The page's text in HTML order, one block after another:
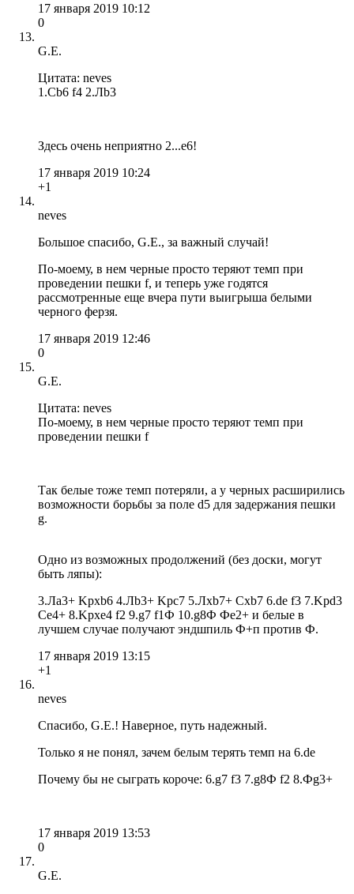
17 января 2019 10:12
0
G.E.
Цитата: neves
1.Сb6 f4 2.Лb3
Здесь очень неприятно 2...е6!
17 января 2019 10:24
+1
neves
Большое спасибо, G.E., за важный случай!
По-моему, в нем черные просто теряют темп при
проведении пешки f, и теперь уже годятся
рассмотренные еще вчера пути выигрыша белыми
черного ферзя.
17 января 2019 12:46
0
G.E.
Цитата: neves
По-моему, в нем черные просто теряют темп при
проведении пешки f
Так белые тоже темп потеряли, а у черных расширились
возможности борьбы за поле d5 для задержания пешки
g.
Одно из возможных продолжений (без доски, могут
быть ляпы):
3.Ла3+ Kpxb6 4.Лb3+ Kpc7 5.Лхb7+ Cxb7 6.de f3 7.Kpd3
Ce4+ 8.Kpxe4 f2 9.g7 f1Ф 10.g8Ф Фе2+ и белые в
лучшем случае получают эндшпиль Ф+п против Ф.
17 января 2019 13:15
+1
neves
Спасибо, G.E.! Наверное, путь надежный.
Только я не понял, зачем белым терять темп на 6.de
Почему бы не сыграть короче: 6.g7 f3 7.g8Ф f2 8.Фg3+
17 января 2019 13:53
0
G.E.